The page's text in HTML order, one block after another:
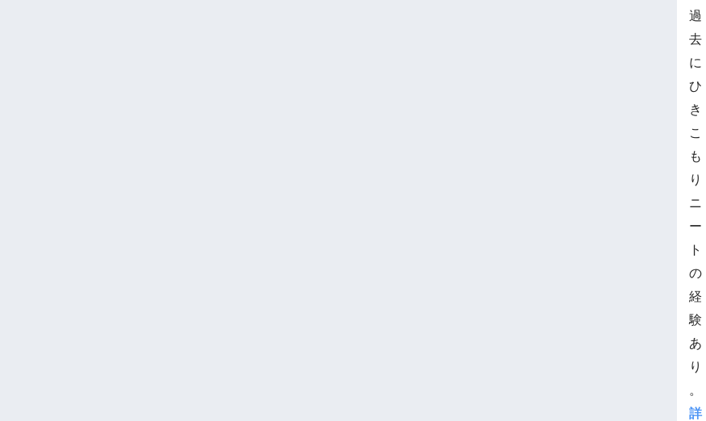
過
去
に
ひ
き
こ
も
り
ニ
ー
ト
の
経
験
あ
り
。
詳